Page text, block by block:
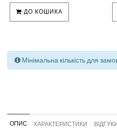
ДО КОШИКА
Мінімальна кількість для
ОПИС ХАРАКТЕРИСТИКИ